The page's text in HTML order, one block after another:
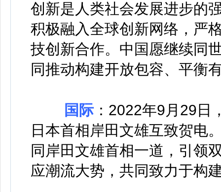
创新是人类社会发展进步的
积极融入全球创新网络，严
技创新合作。中国愿继续同
同推动构建开放包容、平衡
国际： 2022年9月29日
日本首相岸田文雄互致贺电
同岸田文雄首相一道，引领
应潮流大势，共同致力于构